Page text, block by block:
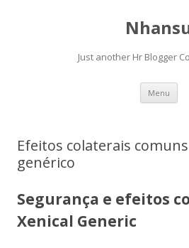
Just another Hr Blogger
Menu
Efeitos colaterais
genérico
Segurança e efeitos
Xenical Generic